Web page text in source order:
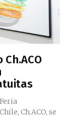
Ch.ACO, se